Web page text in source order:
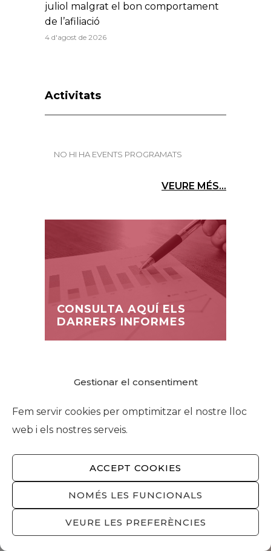
Gestionar el consentiment
Fem servir cookies per omptimitzar el nostre lloc
web i els nostres serveis.
ACCEPT COOKIES
NOMÉS LES FUNCIONALS
VEURE LES PREFERÈNCIES
juliol malgrat el bon comportament
de l’afiliació
4 d'agost de 2026
Activitats
NO HI HA EVENTS PROGRAMATS
VEURE MÉS...
CONSULTA AQUÍ ELS
DARRERS INFORMES
VOLS REBRE NOTÍCIES?
Subscriu-te a la nostra newsletter i
t’agradaria rebre notícies.